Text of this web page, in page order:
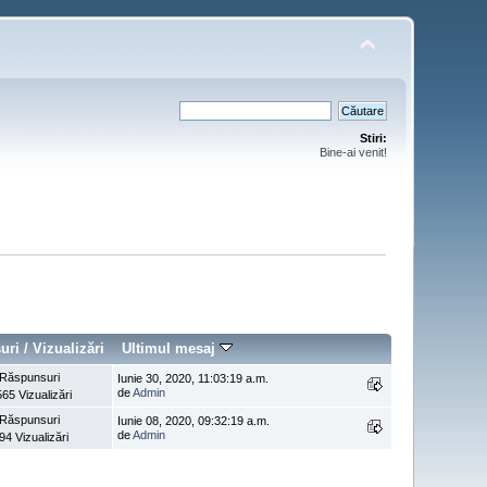
Stiri:
Bine-ai venit!
/Vizualizări Ultimul mesaj
Vizualizări
Iunie 30, 2020, 11:03:19 a.m.
deAdmin
Vizualizări
Iunie 08, 2020, 09:32:19 a.m.
deAdmin